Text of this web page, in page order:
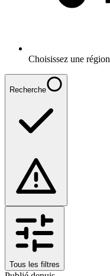
Choisissez une région
Recherche
Tous les filtres